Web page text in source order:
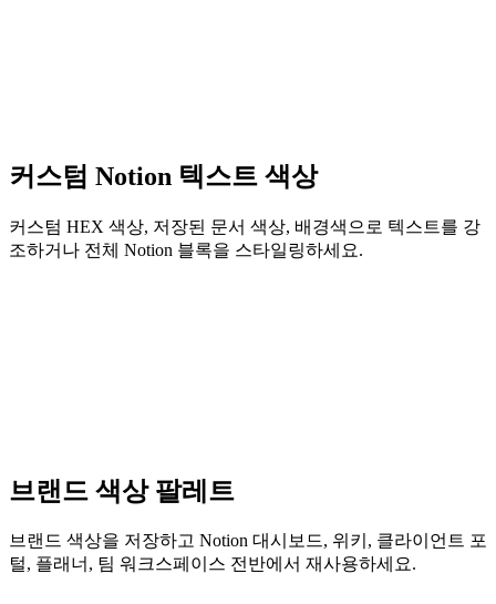
커스텀 Notion 텍스트 색상
커스텀 HEX 색상, 저장된 문서 색상, 배경색으로 텍스트를 강
조하거나 전체 Notion 블록을 스타일링하세요.
브랜드 색상 팔레트
브랜드 색상을 저장하고 Notion 대시보드, 위키, 클라이언트 포
털, 플래너, 팀 워크스페이스 전반에서 재사용하세요.